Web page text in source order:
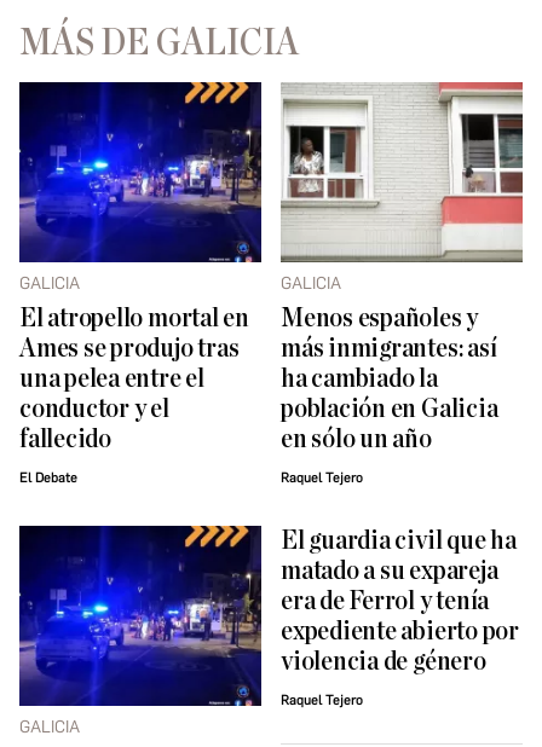
MÁS DE GALICIA
GALICIA
El atropello mortal en
Ames se produjo tras
una pelea entre el
conductor y el
fallecido
El Debate
GALICIA
Menos españoles y
más inmigrantes: así
ha cambiado la
población en Galicia
en sólo un año
Raquel Tejero
GALICIA
El guardia civil que ha
matado a su expareja
era de Ferrol y tenía
expediente abierto por
violencia de género
Raquel Tejero